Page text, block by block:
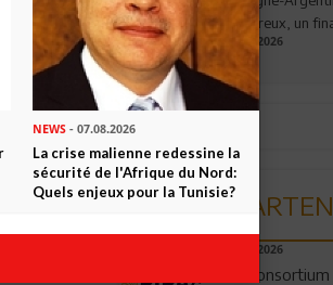
est
et moderne
le
valeureux, un
19.07.2026
06.08.2026
Un
NEWS- 07.08.2026
La crise malienne redessine la
sécurité de l'Afrique du Nord:
Quels enjeux pour la Tunisie?